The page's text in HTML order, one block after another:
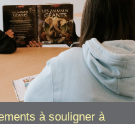
à souligner à